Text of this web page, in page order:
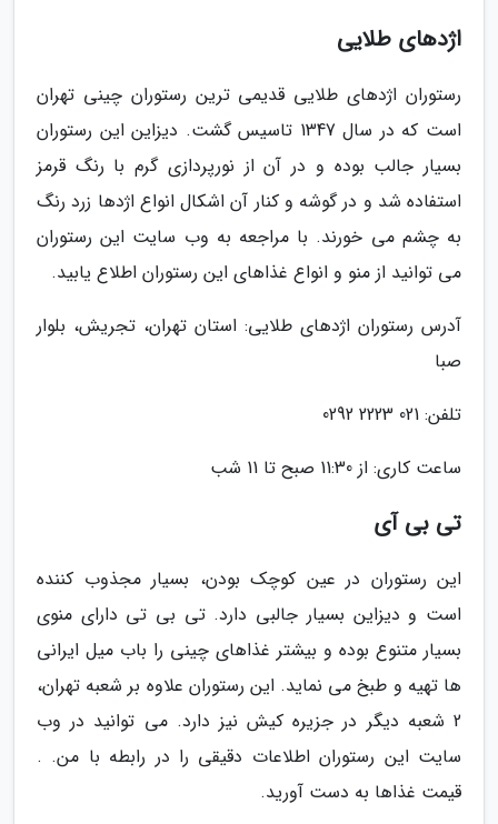
اژدهای طلایی
رستوران اژدهای طلایی قدیمی ترین رستوران چینی تهران
است که در سال 1347 تاسیس گشت. دیزاین این رستوران
بسیار جالب بوده و در آن از نورپردازی گرم با رنگ قرمز
استفاده شد و در گوشه و کنار آن اشکال انواع اژدها زرد رنگ
به چشم می خورند. با مراجعه به وب سایت این رستوران
می توانید از منو و انواع غذاهای این رستوران اطلاع یابید.
آدرس رستوران اژدهای طلایی: استان تهران، تجریش، بلوار
صبا
تلفن: 021 2223 0292
ساعت کاری: از 11:30 صبح تا 11 شب
تی بی آی
این رستوران در عین کوچک بودن، بسیار مجذوب کننده
است و دیزاین بسیار جالبی دارد. تی بی تی دارای منوی
بسیار متنوع بوده و بیشتر غذاهای چینی را باب میل ایرانی
ها تهیه و طبخ می نماید. این رستوران علاوه بر شعبه تهران،
2 شعبه دیگر در جزیره کیش نیز دارد. می توانید در وب
سایت این رستوران اطلاعات دقیقی را در رابطه با من. .
قیمت غذاها به دست آورید.